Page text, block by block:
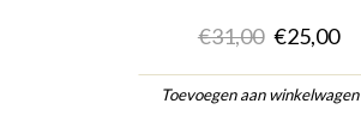
€31,00 €25,00
Toevoegen aan winkelwagen